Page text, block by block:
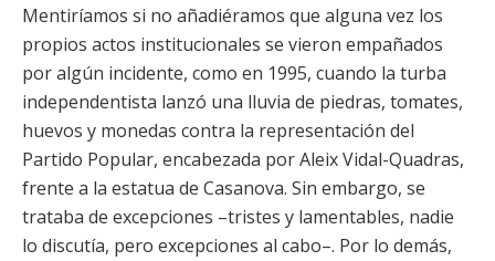
Mentiríamos si no añadiéramos que alguna vez los
propios actos institucionales se vieron empañados
por algún incidente, como en 1995, cuando la turba
independentista lanzó una lluvia de piedras, tomates,
huevos y monedas contra la representación del
Partido Popular, encabezada por Aleix Vidal-Quadras,
frente a la estatua de Casanova. Sin embargo, se
trataba de excepciones –tristes y lamentables, nadie
lo discutía, pero excepciones al cabo–. Por lo demás,